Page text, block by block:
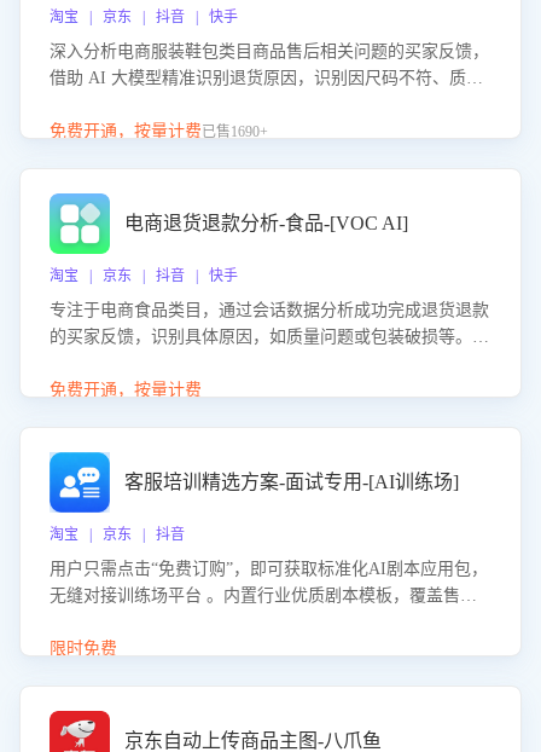
淘宝 | 京东 | 抖音 | 快手
深入分析电商服装鞋包类目商品售后相关问题的买家反馈，
借助 AI 大模型精准识别退货原因，识别因尺码不符、质量
议，助力商家优化产品或服务，实现销售额的显著提升。
免费开通，按量计费已售1690+
电商退货退款分析-食品-[VOC AI]
淘宝 | 京东 | 抖音 | 快手
专注于电商食品类目，通过会话数据分析成功完成退货退款
的买家反馈，识别具体原因，如质量问题或包装破损等。结
商家降低退款率，提升售后效率。
免费开通，按量计费
客服培训精选方案-面试专用-[AI训练场]
淘宝 | 京东 | 抖音
用户只需点击“免费订购”，即可获取标准化AI剧本应用包，
无缝对接训练场平台 。内置行业优质剧本模板，覆盖售前
初始化时间，助力企业快速启动智能客服训练
限时免费
京东自动上传商品主图-八爪鱼